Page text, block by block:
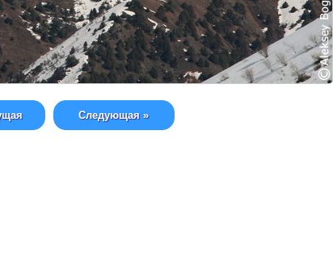
Следующая »